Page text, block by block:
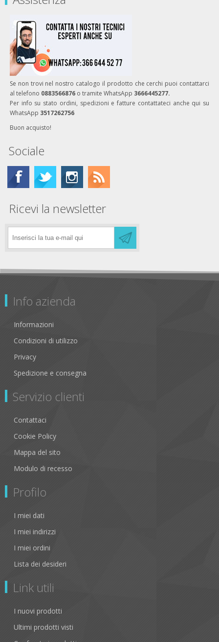
Se non trovi nel nostro catalogo il prodotto che cerchi puoi contattarci
al telefono 0883566876 o tramite WhatsApp 3666445277.
Per info su stato ordini, spedizioni e fatture contattateci anche qui su
WhatsApp 3517262756
Buon acquisto!
Sociale
Ricevi la newsletter
Info azienda
Informazioni
Condizioni di utilizzo
Privacy
Spedizione e consegna
Servizio clienti
Contattaci
Cookie Policy
Mappa del sito
Modulo di recesso
Profilo
I miei dati
I miei indirizzi
I miei ordini
Lista dei desideri
Link utili
I nuovi prodotti
Ultimi prodotti visti